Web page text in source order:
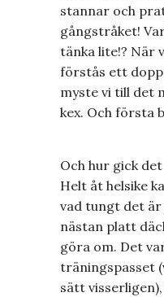
stannar och
gångstråket!
tänka lite!? När
förstås ett dopp
myste vi till det
kex. Och första
Och hur gick
Helt åt helsike
vad tungt det
nästan platt
göra om. Det
träningspasset
sätt